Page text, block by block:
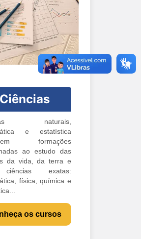
Ciências
naturais,
e estatística
formações
ao estudo das
da vida, da terra e
exatas:
física, química e
os cursos